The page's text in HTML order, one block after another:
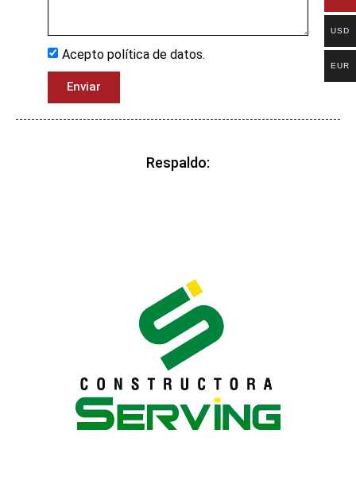
Acepto política de datos.
Enviar
Respaldo:
USD
EUR